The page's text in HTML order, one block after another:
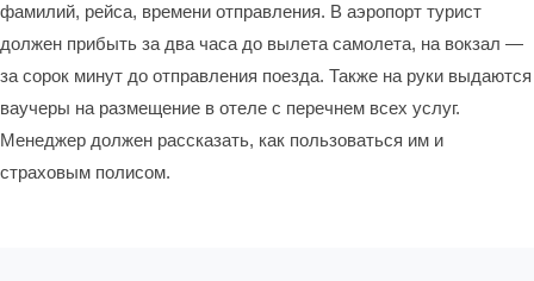
фамилий, рейса, времени отправления. В аэропорт турист
должен прибыть за два часа до вылета самолета, на вокзал —
за сорок минут до отправления поезда. Также на руки выдаются
ваучеры на размещение в отеле с перечнем всех услуг.
Менеджер должен рассказать, как пользоваться им и
страховым полисом.